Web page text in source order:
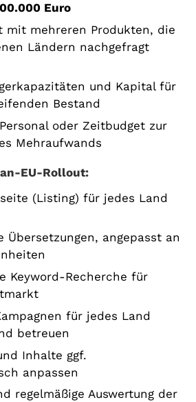
Euro
mit mehreren Produkten, die
Ländern nachgefragt
und Kapital für
Bestand
oder Zeitbudget zur
Mehraufwands
EU-Rollout:
(Listing) für jedes Land
Übersetzungen, angepasst an
Keyword-Recherche für
für jedes Land
betreuen
Inhalte ggf.
anpassen
regelmäßige Auswertung der